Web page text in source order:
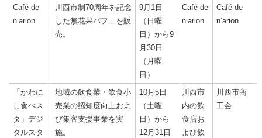
Café de
n’arion
川西市制70周年を記念
した無花果パフェを販
売。
9月1日
（日曜
日）から9
月30日
（月曜
日）
Café de
n’arion
Café de
n’arion
「かわに
し食べス
タ」デジ
タルスタ
地域の飲食業・飲食小
売業の認知度向上およ
び集客支援事業を実
施。
10月5日
（土曜
日）から
12月31日
川西市
内の飲
食店お
よび飲
川西市商
工会